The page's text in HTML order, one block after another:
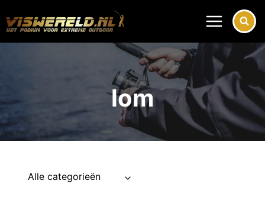
naar
lom
Alle categorieën